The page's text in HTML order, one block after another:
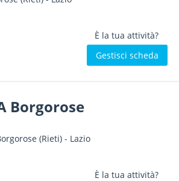
È la tua attività?
Gestisci scheda
Borgorose
(Rieti) - Lazio
È la tua attività?